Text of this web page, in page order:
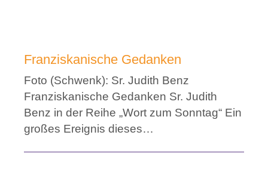
Franziskanische Gedanken
Foto (Schwenk): Sr. Judith Benz
Franziskanische Gedanken Sr. Judith
Benz in der Reihe „Wort zum Sonntag“ Ein
großes Ereignis dieses…